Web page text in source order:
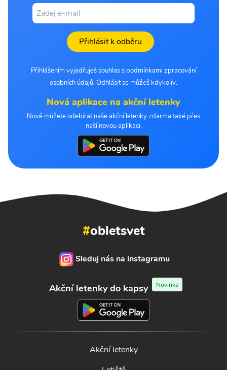
Přihlásit k odběru
Přihlášením vyjadřuješ souhlas s podmínkami zpracování
osobních údajů. Odhlásit se můžeš kdykoliv.
Nová aplikace na akční letenky
Nově můžete odebírat naše akční letenky zdarma také přes
naší novou aplikaci.
#obletsvet
Sleduj nás na instagramu
Akční letenky do kapsy Novinka
Akční letenky